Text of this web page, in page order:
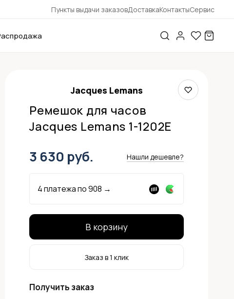
Пункты выдачи заказовДоставкаКонтактыСервис
Jacques Lemans
Ремешок для часов
Jacques Lemans 1-1202E
3 630 руб. Нашли дешевле?
4 платежа по908 →
В корзину
Заказ в 1 клик
Получить заказ